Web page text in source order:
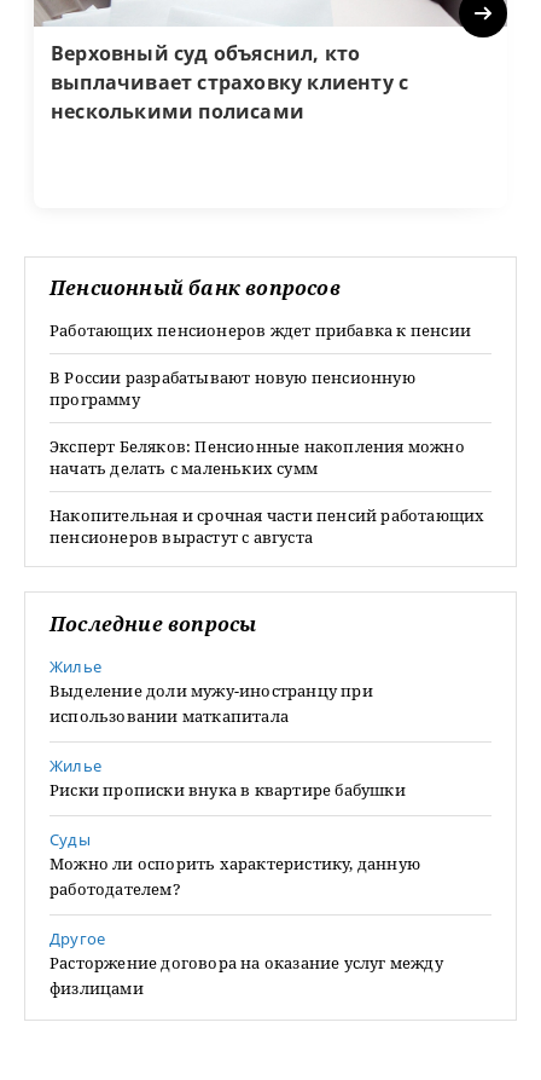
Верховный суд объяснил, кто
выплачивает страховку клиенту с
несколькими полисами
Next
Пенсионный банк вопросов
Работающих пенсионеров ждет прибавка к пенсии
В России разрабатывают новую пенсионную
программу
Эксперт Беляков: Пенсионные накопления можно
начать делать с маленьких сумм
Накопительная и срочная части пенсий работающих
пенсионеров вырастут с августа
Последние вопросы
Жилье
Выделение доли мужу-иностранцу при
использовании маткапитала
Жилье
Риски прописки внука в квартире бабушки
Суды
Можно ли оспорить характеристику, данную
работодателем?
Другое
Расторжение договора на оказание услуг между
физлицами